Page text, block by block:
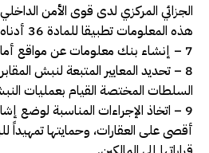
الجزائي المركزي لدى قوى الأمن
هذه المعلومات تطبيقا للمادة 36 أدناه.
7 – إنشاء بنك معلومات عن مواقع أماكن الدفن.
8 – تحديد المعايير المتبعة لنبش
السلطات المختصة القيام بعمليات
9 – اتخاذ الإجراءات المناسبة لوضع
أقصى على العقارات، وحمايتها تمهيداً